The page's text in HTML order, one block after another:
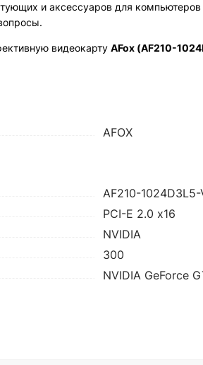
и аксессуаров для
видеокарту AFox (AF210-
AFOX
AF210-1024D3L5-
PCI-E 2.0 х16
NVIDIA
300
NVIDIA GeForce